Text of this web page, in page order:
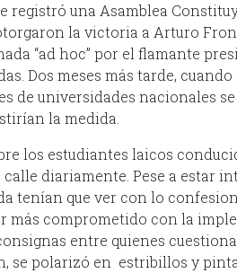
registró una Asamblea
la victoria a Arturo
“ad hoc” por el flamante
Dos meses más tarde,
de universidades nacionales
la medida.
los estudiantes laicos
diariamente. Pese a estar
tenían que ver con lo
más comprometido con la
entre quienes
se polarizó en estribillos y